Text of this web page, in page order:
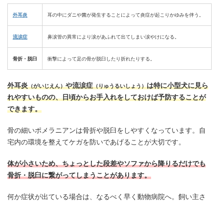
外耳炎 耳の中にダニや菌が発生することによって炎症が起こりかゆみを伴う。
流涙症 鼻涙管の異常により涙があふれて出てしまい涙やけになる。
骨折・脱臼 衝撃によって足の骨が脱臼したり折れたりする。
外耳炎（がいじえん）や流涙症（りゅうるいしょう）は特に小型犬に見ら
れやすいものの、日頃からお手入れをしておけば予防することが
できます。
骨の細いポメラニアンは骨折や脱臼をしやすくなっています。自
宅内の環境を整えてケガを防いであげることが大切です。
体が小さいため、ちょっとした段差やソファから降りるだけでも
骨折・脱臼に繋がってしまうことがあります。
何か症状が出ている場合は、なるべく早く動物病院へ。飼い主さ